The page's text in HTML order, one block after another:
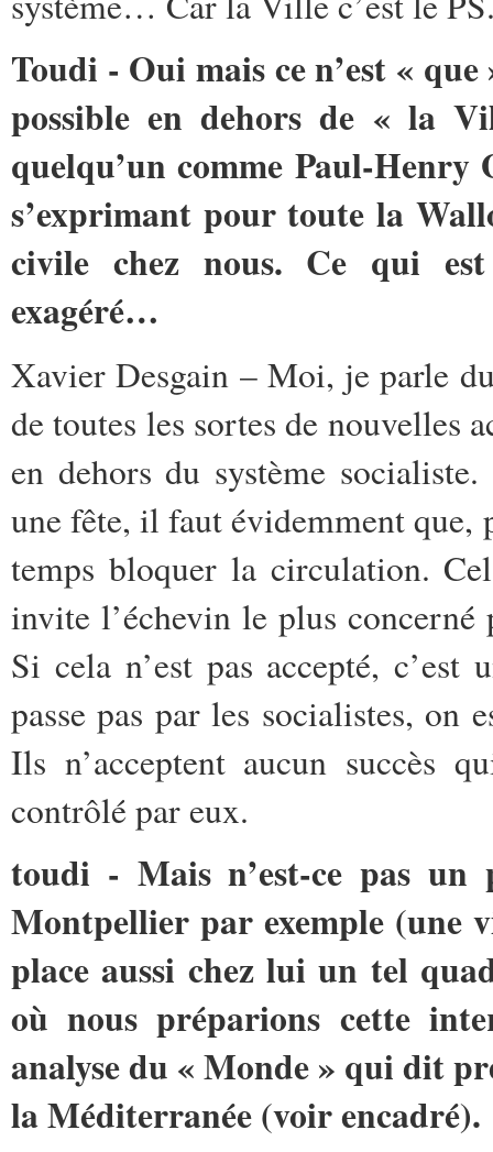
Toudi - Oui mais ce n’est «
possible en dehors de « la
quelqu’un comme Paul-
s’exprimant pour toute la
civile chez nous. Ce qui est
exagéré…
Xavier Desgain – Moi, je parle
de toutes les sortes de nouvelles
en dehors du système
une fête, il faut évidemment que,
temps bloquer la circulation.
invite l’échevin le plus
Si cela n’est pas accepté,
passe pas par les socialistes, on
Ils n’acceptent aucun succès
contrôlé par eux.
toudi - Mais n’est-ce pas
Montpellier par exemple (une
place aussi chez lui un tel
où nous préparions cette
analyse du « Monde » qui dit
la Méditerranée (voir encadré).